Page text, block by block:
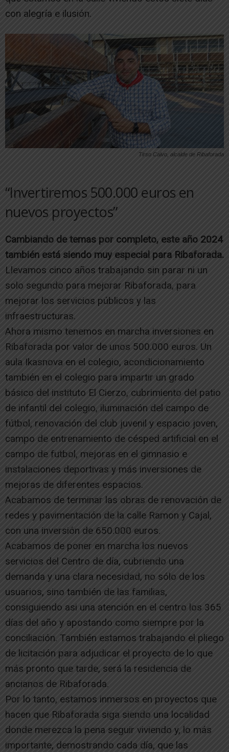
con alegría e ilusión.
Tirso Calvo, alcalde de Ribaforada
“Invertiremos 500.000 euros en
nuevos proyectos”
Cambiando de temas por completo, este año 2024
también está siendo muy especial para Ribaforada.
Llevamos cinco años trabajando sin parar ni un
solo segundo para mejorar Ribaforada, para
mejorar los servicios públicos y las
infraestructuras.
Ahora mismo tenemos en marcha inversiones en
Ribaforada por valor de unos 500.000 euros. Un
aula Ikasnova en el colegio, acondicionamiento
también en el colegio para impartir un grado
básico del instituto El Cierzo, cubrimiento del patio
de infantil del colegio, iluminación del campo de
fútbol, renovación del club juvenil y espacio joven,
campo de entrenamiento de césped artificial en el
campo de futbol, mejoras en el gimnasio e
instalaciones deportivas y más inversiones de
mejoras de diferentes espacios.
Acabamos de terminar las obras de renovación de
redes y pavimentación de la calle Ramon y Cajal,
con una inversión de 650.000 euros.
Acabamos de poner en marcha los nuevos
servicios del Centro de día, cubriendo una
demanda y una clara necesidad, no sólo de los
usuarios, sino también de las familias,
consiguiendo asi una atención en el centro los 365
días del año y apostando como siempre por la
conciliación. También estamos trabajando el pliego
de licitación para adjudicar el proyecto de lo que
más pronto que tarde, será la residencia de
ancianos de Ribaforada.
Por lo tanto, estamos inmersos en proyectos que
hacen que Ribaforada siga siendo una localidad
donde merezca la pena seguir viviendo y, lo más
importante, demostrando cada día, que las